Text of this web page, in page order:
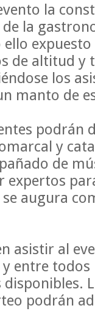
la
la
de altitud y
los
manto de
podrán
y
de
expertos
augura
asistir al
entre todos
podrán